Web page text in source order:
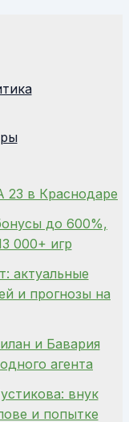
23 в Краснодаре
до 600%,
000+ игр
актуальные
и прогнозы на
и Бавария
агента
внук
и попытке